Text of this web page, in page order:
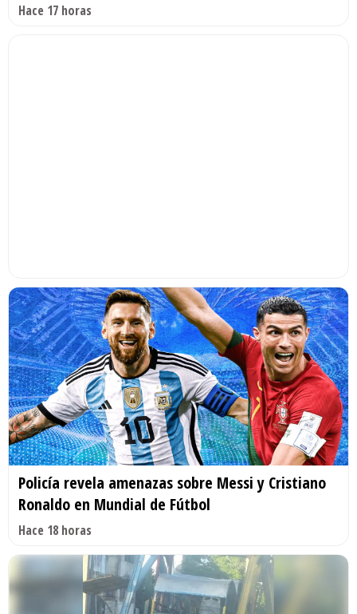
Hace 17 horas
Policía revela amenazas sobre Messi y Cristiano
Ronaldo en Mundial de Fútbol
Hace 18 horas